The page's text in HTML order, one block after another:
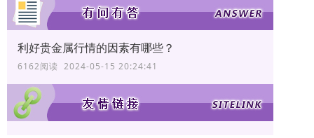
利好贵金属行情的因素有哪些？
6162阅读 2024-05-15 20:24:41